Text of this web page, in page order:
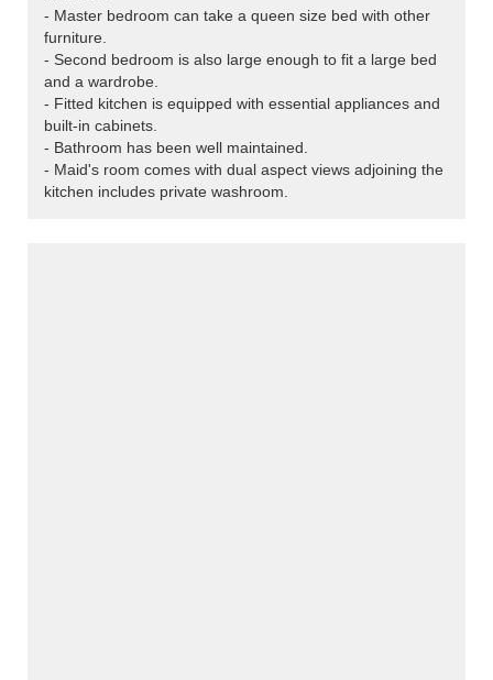
- Master bedroom can take a queen size bed with other
furniture.
- Second bedroom is also large enough to fit a large bed
and a wardrobe.
- Fitted kitchen is equipped with essential appliances and
built-in cabinets.
- Bathroom has been well maintained.
- Maid's room comes with dual aspect views adjoining the
kitchen includes private washroom.